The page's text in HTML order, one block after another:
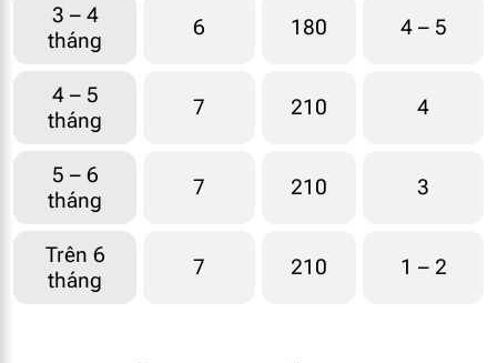
Natri 22.1 mg
Clo
Canxi 58 mg
Magie
3 – 4
tháng
6 180 4 – 5
4 – 5
tháng
7 210 4
5 – 6
tháng
7 210 3
Trên 6
tháng
7 210 1 – 2